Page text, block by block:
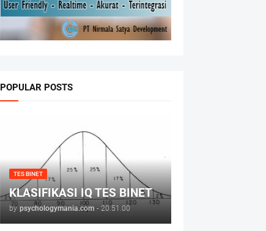
POPULAR POSTS
TES BINET
KLASIFIKASI IQ TES BINET
by psychologymania.com - 20.51.00